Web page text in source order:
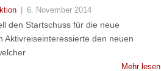
6. November 2014
den Startschuss für die neue
Aktivreiseinteressierte den neuen
Mehr lesen